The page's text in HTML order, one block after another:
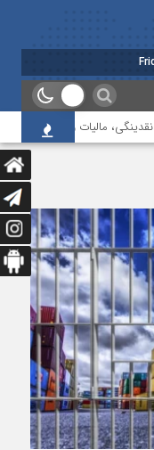
مالیات و افت عملیات